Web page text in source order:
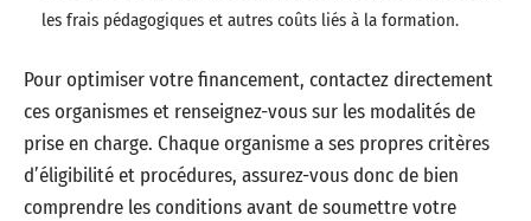
les frais pédagogiques et autres coûts liés à la formation.
Pour optimiser votre financement, contactez directement
ces organismes et renseignez-vous sur les modalités de
prise en charge. Chaque organisme a ses propres critères
d’éligibilité et procédures, assurez-vous donc de bien
comprendre les conditions avant de soumettre votre